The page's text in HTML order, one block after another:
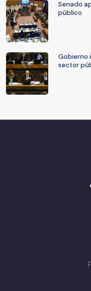
Senado
público
Gobierno
sector